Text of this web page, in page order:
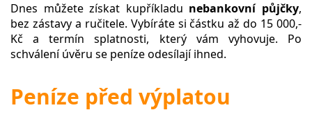
Dnes můžete získat kupříkladu nebankovní půjčky,
bez zástavy a ručitele. Vybíráte si částku až do 15 000,-
Kč a termín splatnosti, který vám vyhovuje. Po
schválení úvěru se peníze odesílají ihned.
Peníze před výplatou